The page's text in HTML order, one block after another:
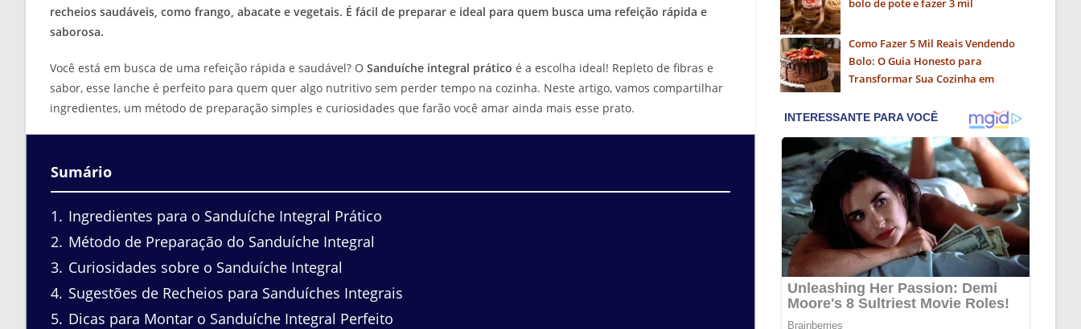
recheios saudáveis, como frango, abacate e vegetais. É fácil de preparar e ideal para quem busca uma refeição rápida e
saborosa.
Você está em busca de uma refeição rápida e saudável? O Sanduíche integral prático é a escolha ideal! Repleto de fibras e
sabor, esse lanche é perfeito para quem quer algo nutritivo sem perder tempo na cozinha. Neste artigo, vamos compartilhar
ingredientes, um método de preparação simples e curiosidades que farão você amar ainda mais esse prato.
Sumário
1
Ingredientes para o Sanduíche Integral Prático
2 Método de Preparação do Sanduíche Integral
3 Curiosidades sobre o Sanduíche Integral
4 Sugestões de Recheios para Sanduíches Integrais
5 Dicas para Montar o Sanduíche Integral Perfeito
bolo de pote e fazer 3 mil
Como Fazer 5 Mil Reais Vendendo
Bolo: O Guia Honesto para
Transformar Sua Cozinha em